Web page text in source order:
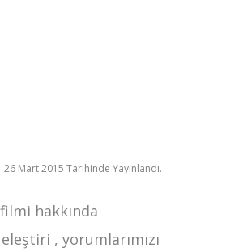
26 Mart 2015 Tarihinde Yayınlandı.
hakkında
, yorumlarımızı